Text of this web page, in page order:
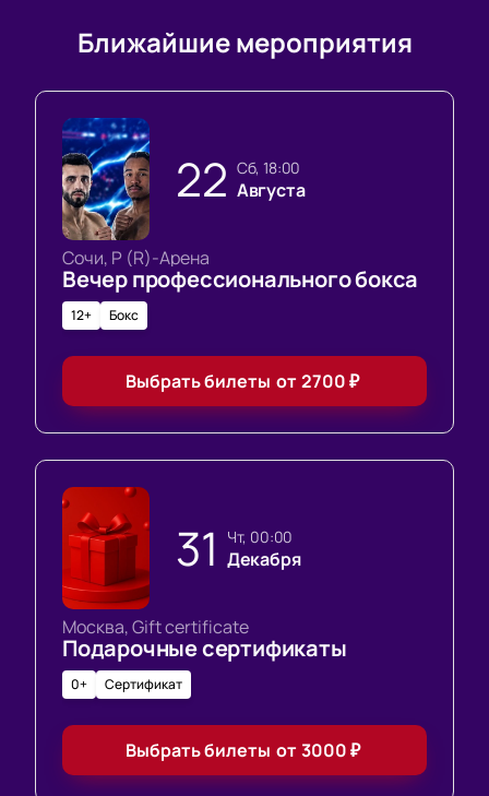
Ближайшие мероприятия
22 сб, 18:00
Августа
Сочи, Р (R)-Арена
Вечер профессионального бокса
12+ Бокс
Выбрать билеты от2700₽
31 чт, 00:00
Декабря
Москва, Gift certificate
Подарочные сертификаты
0+ Сертификат
Выбрать билеты от 3000₽